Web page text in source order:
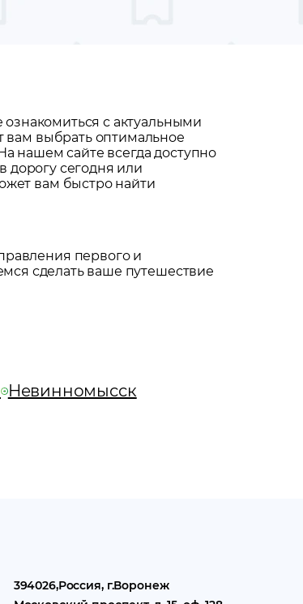
ознакомиться с актуальными
вам выбрать оптимальное
нашем сайте всегда доступно
дорогу сегодня или
вам быстро найти
первого и
сделать ваше путешествие
Невинномысск
394026,Россия, г.Воронеж